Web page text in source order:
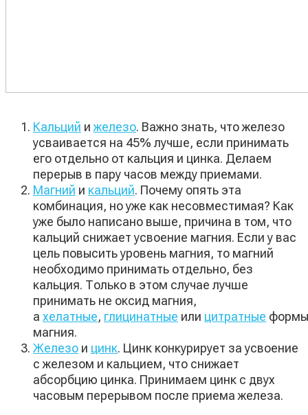
Кальций и железо. Важно знать, что железо
усваивается на 45% лучше, если принимать
его отдельно от кальция и цинка. Делаем
перерыв в пару часов между приемами.
Магний и кальций. Почему опять эта
комбинация, но уже как несовместимая? Как
уже было написано выше, причина в том, что
кальций снижает усвоение магния. Если у вас
цель повысить уровень магния, то магний
необходимо принимать отдельно, без
кальция. Только в этом случае лучше
принимать не оксид магния,
а хелатные, глицинатные или цитратные формы
магния.
Железо и цинк. Цинк конкурирует за усвоение
с железом и кальцием, что снижает
абсорбцию цинка. Принимаем цинк с двух
часовым перерывом после приема железа.